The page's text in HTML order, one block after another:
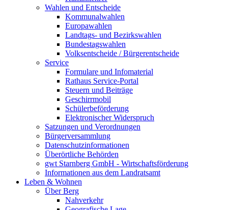
Wahlen und Entscheide
Kommunalwahlen
Europawahlen
Landtags- und Bezirkswahlen
Bundestagswahlen
Volksentscheide / Bürgerentscheide
Service
Formulare und Infomaterial
Rathaus Service-Portal
Steuern und Beiträge
Geschirrmobil
Schülerbeförderung
Elektronischer Widerspruch
Satzungen und Verordnungen
Bürgerversammlung
Datenschutzinformationen
Überörtliche Behörden
gwt Starnberg GmbH - Wirtschaftsförderung
Informationen aus dem Landratsamt
Leben & Wohnen
Über Berg
Nahverkehr